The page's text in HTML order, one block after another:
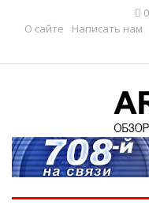
О сайте
Написать нам